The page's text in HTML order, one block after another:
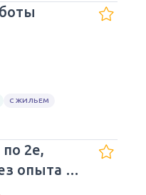
С ЖИЛЬЕМ
2е,
опыта и